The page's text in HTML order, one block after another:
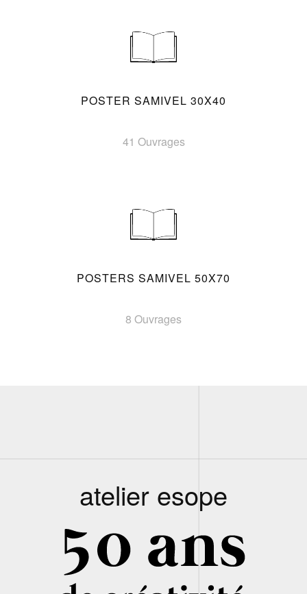
POSTER SAMIVEL 30X40
41 Ouvrages
POSTERS SAMIVEL 50X70
8 Ouvrages
atelier esope